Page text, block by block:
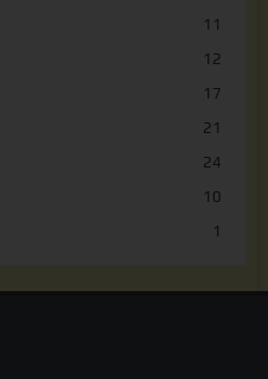
11
12
17
21
24
10
1